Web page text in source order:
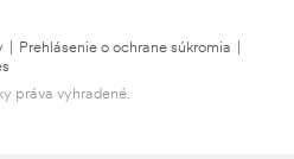
Prehlásenie o ochrane súkromia
práva vyhradené.